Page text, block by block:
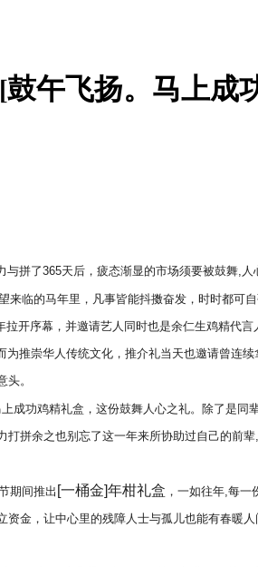
午飞扬。马上成
拼了365天后，疲态渐显的市场须要被鼓舞,人
来临的马年里，凡事皆能抖擞奋发，时时都可自
开序幕，并邀请艺人同时也是余仁生鸡精代言
推崇华人传统文化，推介礼当天也邀请曾连
。
成功鸡精礼盒，这份鼓舞人心之礼。除了是同
拼余之也别忘了这一年来所协助过自己的前
期间推出 [一桶金]年柑礼盒 ，一如往年,每一
金，让中心里的残障人士与孤儿也能有春暖